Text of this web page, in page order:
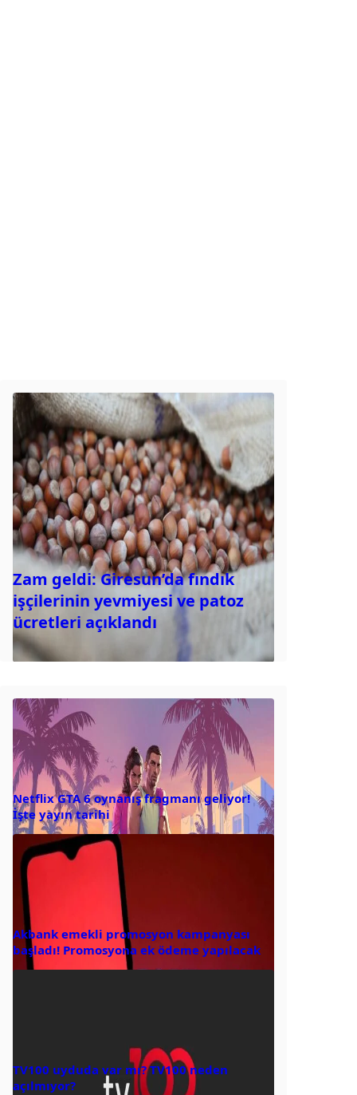
Zam geldi: Giresun’da fındık
işçilerinin yevmiyesi ve patoz
ücretleri açıklandı
Netflix GTA 6 oynanış fragmanı geliyor!
İşte yayın tarihi
Akbank emekli promosyon kampanyası
başladı! Promosyona ek ödeme yapılacak
TV100 uyduda var mı? TV100 neden
açılmıyor?